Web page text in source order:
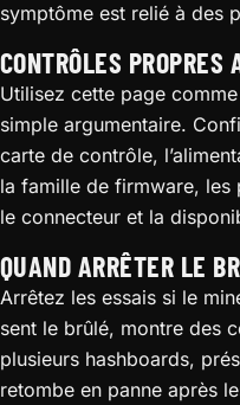
symptôme est relié à des
CONTRÔLES PROPRES
Utilisez cette page
simple argumentaire.
carte de contrôle,
la famille de firmware, les
le connecteur et la
QUAND ARRÊTER LE
Arrêtez les essais si le
sent le brûlé, montre des
plusieurs hashboards,
retombe en panne après